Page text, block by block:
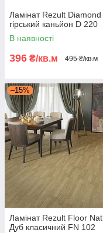
Ламінат Rezult
гірський каньйон D 220
В наявності
396 ₴/кв.м 495 ₴/кв.м
–15%
Ламінат Rezult Floor
Дуб класичний FN 102